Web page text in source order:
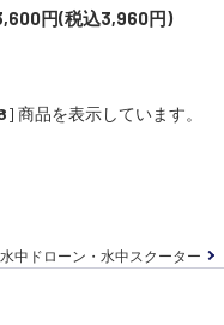
円(税込3,960円)
] 商品を表示しています。
水中ドローン・水中スクーター